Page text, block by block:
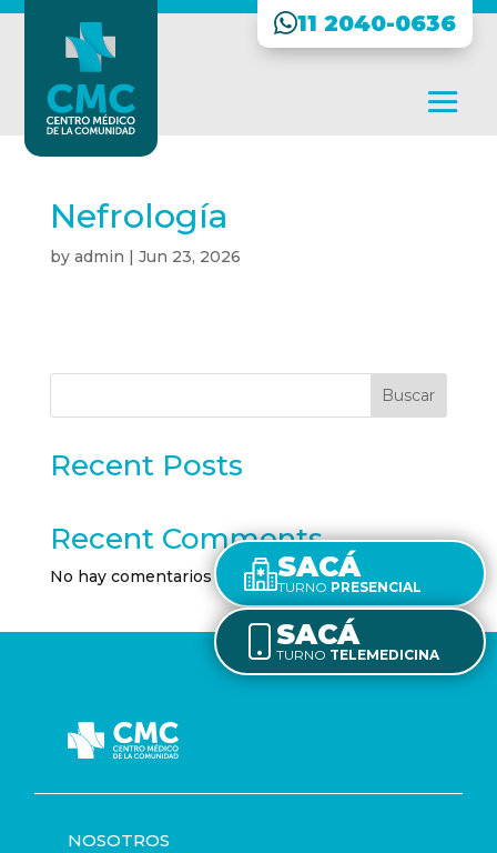
11 2040-0636
Nefrología
by admin | Jun 23, 2026
Buscar
Recent Posts
Recent Comments
No hay comentarios que mostrar.SACÁ
TURNO PRESENCIAL
SACÁ
TURNO TELEMEDICINA
NOSOTROS